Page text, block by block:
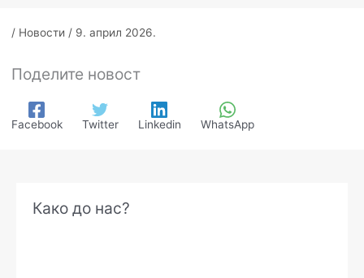
/ Новости / 9. април 2026.
Поделите новост
Facebook Twitter Linkedin WhatsApp
Како до нас?
р